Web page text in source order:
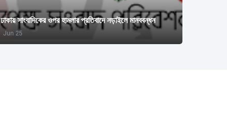
ঢাকায় সাংবাদিকের ওপর হামলার প্রতিবাদে নড়াইলে মানববন্ধন
Jun 25